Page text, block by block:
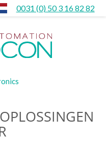
0031 (0) 50 3 16 82 82